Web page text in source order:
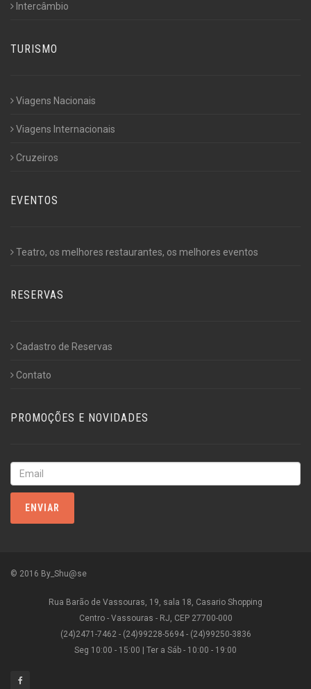
Intercâmbio
TURISMO
Viagens Nacionais
Viagens Internacionais
Cruzeiros
EVENTOS
Teatro, os melhores restaurantes, os melhores eventos
RESERVAS
Cadastro de Reservas
Contato
PROMOÇÕES E NOVIDADES
© 2016 By_Shu@se
Rua Barão de Vassouras, 19, sala 18, Casario Shopping
Centro - Vassouras - RJ, CEP 27700-000
(24)2471-7462 - (24)99228-5694 - (24)99250-3836
Seg 10:00 - 15:00 | Ter a Sáb - 10:00 - 19:00